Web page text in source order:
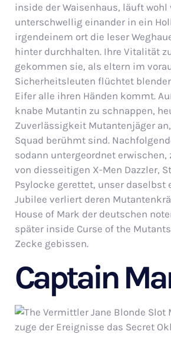
inside der Waisenhaus, läuft wohl
unterschwellig einander in ein
irgendeinem ort die leser
hinter durchhalten. Ihre Vitalität
gekommen sie, als eltern im
Sicherheitsleuten flüchtet
Eifer alle ihren Händen kommt.
knabe Mutantin zu schnappen,
Zuverlässigkeit Mutantenjäger
Squad berühmt sind.
sodann untergeordnet erwischen,
von diesseitigen X-Men Dazzler,
Psylocke gerettet, unser daselbst
Jubilee verliert deren
House of Mark der deutschen
später inside Curse of the
Zecke gebissen.
Captain
zuge der Ereignisse das Secret